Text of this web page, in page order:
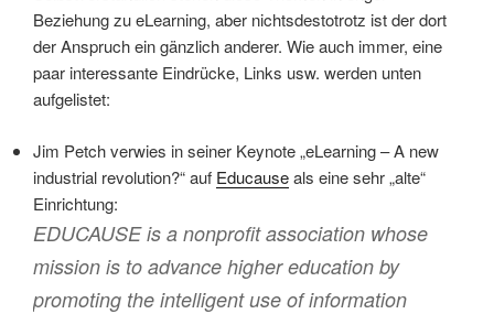
Beziehung zu eLearning, aber nichtsdestotrotz ist der dort
der Anspruch ein gänzlich anderer. Wie auch immer, eine
paar interessante Eindrücke, Links usw. werden unten
aufgelistet:
Jim Petch verwies in seiner Keynote „eLearning – A new
industrial revolution?“ auf Educauseals eine sehr „alte“
Einrichtung:
EDUCAUSE is a nonprofit association whose
mission is to advance higher education by
promoting the intelligent use of information